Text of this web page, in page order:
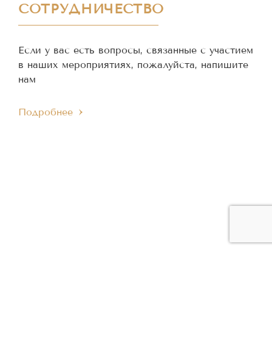
СОТРУДНИЧЕСТВО
Если у вас есть вопросы, связанные с участием
в наших мероприятиях, пожалуйста, напишите
нам
Подробнее